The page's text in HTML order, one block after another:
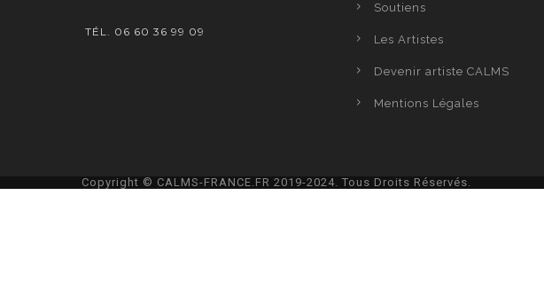
TÉL. 06 60 36 99 09
Soutiens
Les Artistes
Devenir artiste CALMS
Mentions Légales
Copyright © CALMS-FRANCE.FR 2019-2024. Tous Droits Réservés.